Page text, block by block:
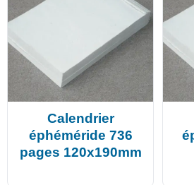
Calendrier
éphéméride 736
pages 120x190mm